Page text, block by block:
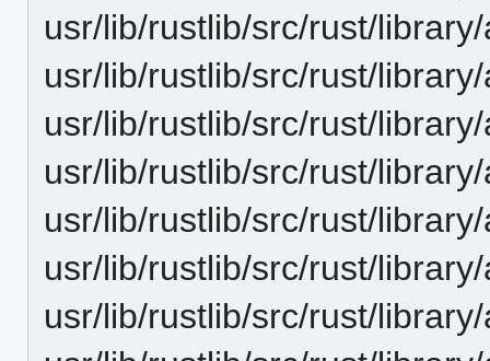
usr/lib/rustlib/src/rust/
usr/lib/rustlib/src/rust/
usr/lib/rustlib/src/rust/
usr/lib/rustlib/src/rust/
usr/lib/rustlib/src/rust/
usr/lib/rustlib/src/rust/
usr/lib/rustlib/src/rust/